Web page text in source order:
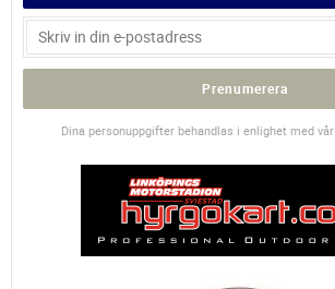
Prenumerera
Dina personuppgifter behandlas i enlighet med vår